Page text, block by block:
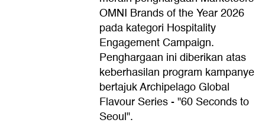
OMNI Brands of the Year 2026
pada kategori Hospitality
Engagement Campaign.
Penghargaan ini diberikan atas
keberhasilan program kampanye
bertajuk Archipelago Global
Flavour Series - "60 Seconds to
Seoul".